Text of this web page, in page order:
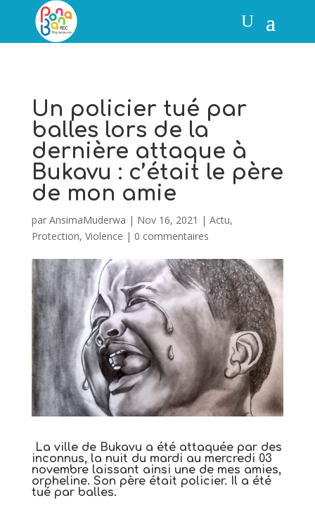
Un policier tué par
balles lors de la
dernière attaque à
Bukavu : c’était le père
de mon amie
par AnsimaMuderwa | Nov 16, 2021 | Actu,
Protection, Violence | 0 commentaires
La ville de Bukavu a été attaquée par des
inconnus, la nuit du mardi au mercredi 03
novembre laissant ainsi une de mes amies,
orpheline. Son père était policier. Il a été
tué par balles.